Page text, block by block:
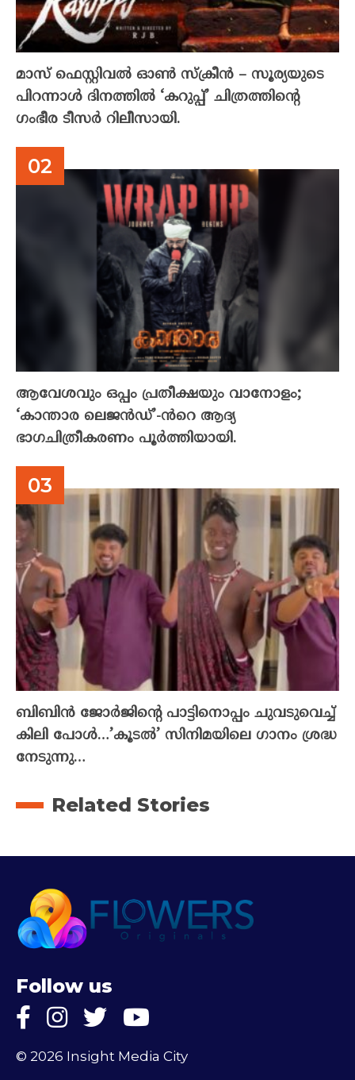
മാസ് ഫെസ്റ്റിവൽ ഓൺ സ്‌ക്രീൻ – സൂര്യയുടെ
പിറന്നാൾ ദിനത്തിൽ ‘കറുപ്പ്’ ചിത്രത്തിന്റെ
ഗംഭീര ടീസർ റിലീസായി.
ആവേശവും ഒപ്പം പ്രതീക്ഷയും വാനോളം;
‘കാന്താര ലെജൻഡ്’-ൻറെ ആദ്യ
ഭാഗചിത്രീകരണം പൂർത്തിയായി.
ബിബിൻ ജോർജിന്റെ പാട്ടിനൊപ്പം ചുവടുവെച്ച്
കിലി പോൾ…’കൂടൽ’ സിനിമയിലെ ഗാനം ശ്രദ്ധ
നേടുന്നു…
Related Stories
Follow us
© 2026 Insight Media City